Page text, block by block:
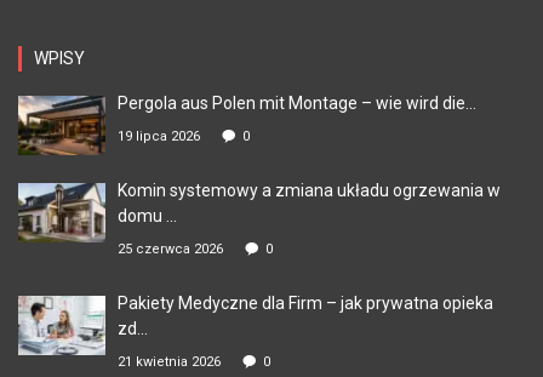
WPISY
Pergola aus Polen mit Montage – wie wird die...
19 lipca 2026 0
Komin systemowy a zmiana układu ogrzewania w
domu ...
25 czerwca 2026 0
Pakiety Medyczne dla Firm – jak prywatna opieka
zd...
21 kwietnia 2026 0